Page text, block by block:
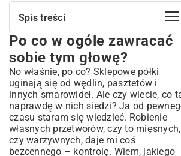
Spis treści
Po co w ogóle zawracać sobie tym
głowę?
Skarby z masarni i spiżarni, czyli co
potrzebujemy
Mięso – fundament smaku
Przyprawy – dusza kiełbasy
Coś na galaretkę
Narzędzia kuchenne, które warto mieć
pod ręką
Po co w ogóle zawracać
sobie tym głowę?
No właśnie, po co? Sklepowe półki
uginają się od wędlin, pasztetów i
innych smarowideł. Ale czy wiecie, co
naprawdę w nich siedzi? Ja od
czasu staram się wiedzieć. Robienie
własnych przetworów, czy to mięsnych,
czy warzywnych, daje mi coś
bezcennego – kontrolę. Wiem, jakiego